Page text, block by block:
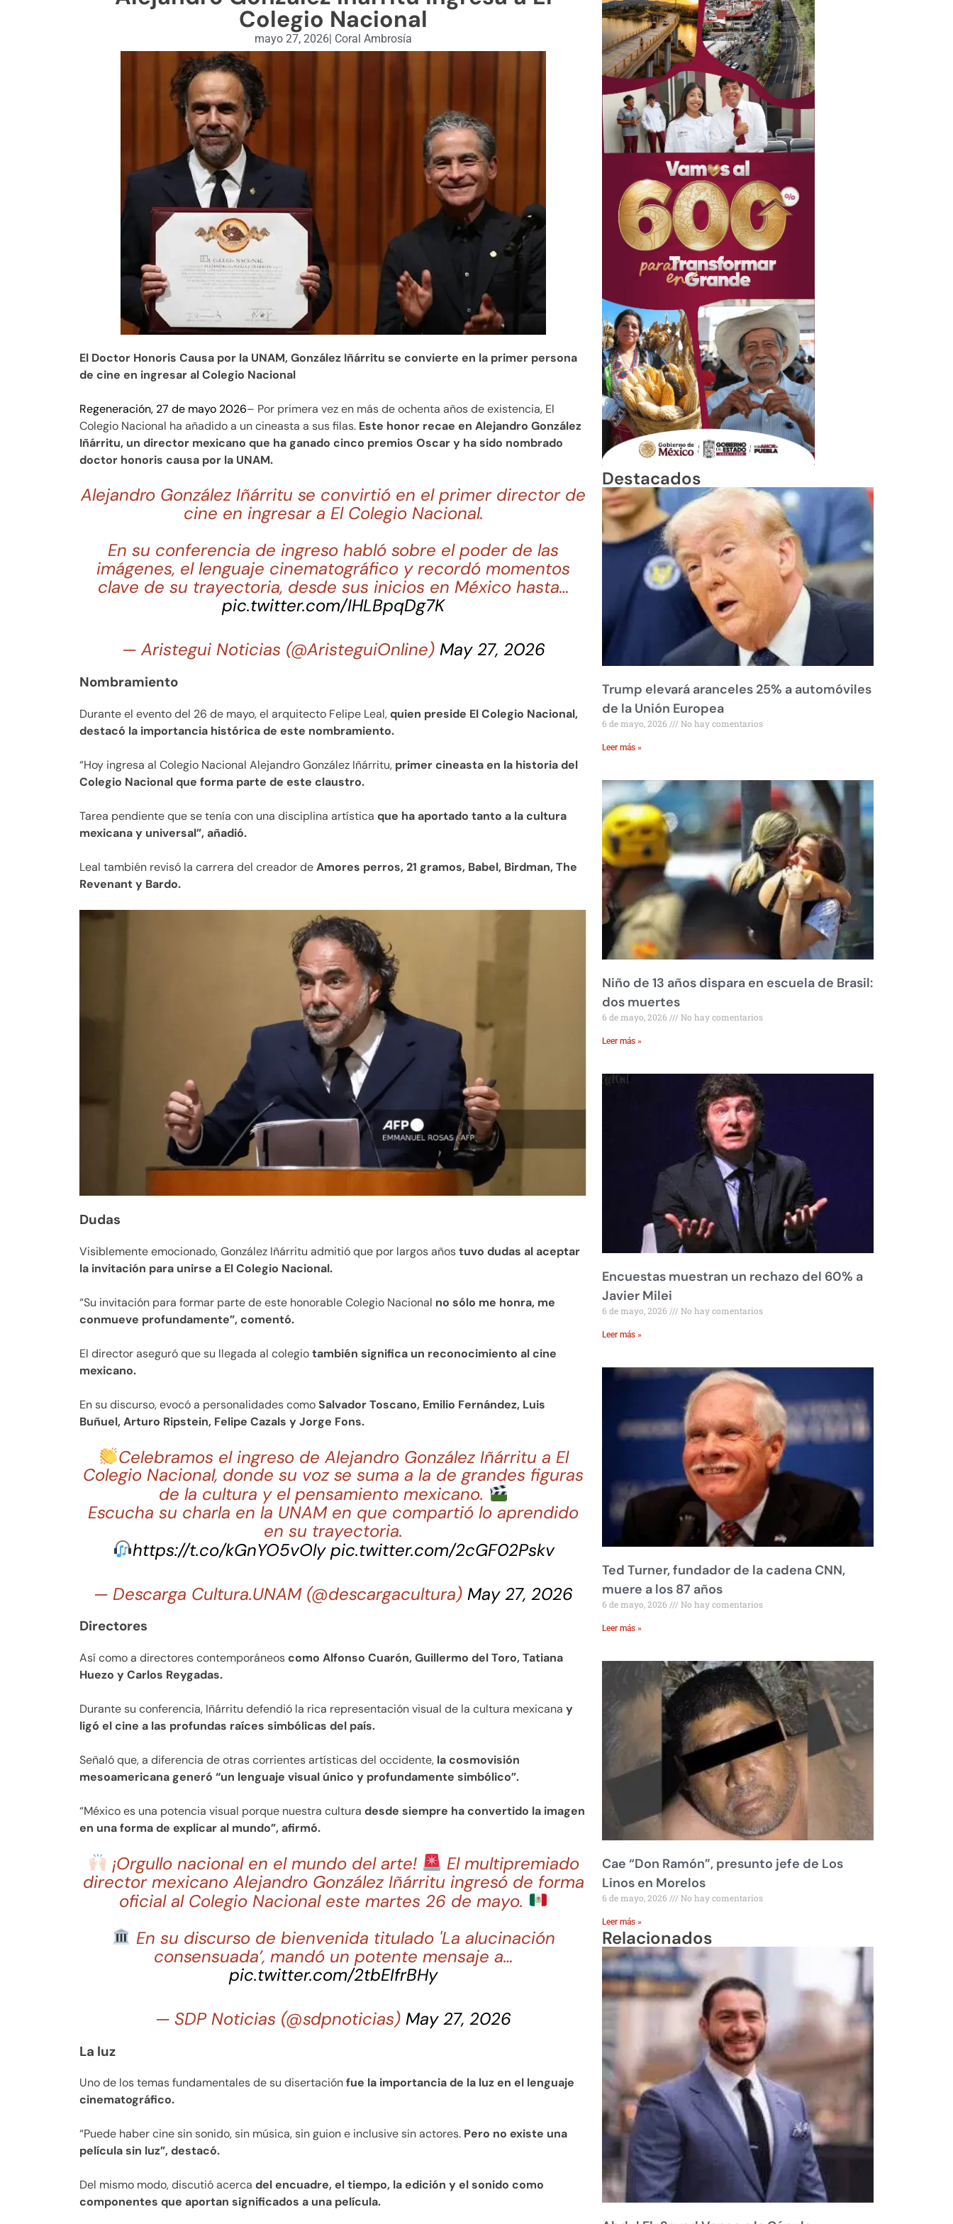
Colegio Nacional
mayo 27, 2026 Coral Ambrosía
El Doctor Honoris Causa por la UNAM, González Iñárritu se convierte en la primer persona
de cine en ingresar al Colegio Nacional
Regeneración, 27 de mayo 2026– Por primera vez en más de ochenta años de existencia, El
Colegio Nacional ha añadido a un cineasta a sus filas. Este honor recae en Alejandro González
Iñárritu, un director mexicano que ha ganado cinco premios Oscar y ha sido nombrado
doctor honoris causa por la UNAM.
Alejandro González Iñárritu se convirtió en el primer director de
cine en ingresar a El Colegio Nacional.
En su conferencia de ingreso habló sobre el poder de las
imágenes, el lenguaje cinematográfico y recordó momentos
clave de su trayectoria, desde sus inicios en México hasta…
pic.twitter.com/IHLBpqDg7K
— Aristegui Noticias (@AristeguiOnline) May 27, 2026
Nombramiento
Durante el evento del 26 de mayo, el arquitecto Felipe Leal,quien preside El Colegio Nacional,
destacó la importancia histórica de este nombramiento.
“Hoy ingresa al Colegio Nacional Alejandro González Iñárritu, primer cineasta en la historia del
Colegio Nacional que forma parte de este claustro.
Tarea pendiente que se tenía con una disciplina artística que ha aportado tanto a la cultura
mexicana y universal”, añadió.
Leal también revisó la carrera del creador deAmores perros, 21 gramos, Babel, Birdman, The
Revenant y Bardo.
Dudas
Visiblemente emocionado, González Iñárritu admitió que por largos añostuvo dudas al aceptar
la invitación para unirse a El Colegio Nacional.
“Su invitación para formar parte de este honorable Colegio Nacional no sólo me honra, me
conmueve profundamente”, comentó.
El director aseguró que su llegada al colegiotambién significa un reconocimiento al cine
mexicano.
En su discurso, evocó a personalidades comoSalvador Toscano, Emilio Fernández, Luis
Buñuel, Arturo Ripstein, Felipe Cazals y Jorge Fons.
Celebramos el ingreso de Alejandro González Iñárritu a El
Colegio Nacional, donde su voz se suma a la de grandes figuras
de la cultura y el pensamiento mexicano.
Escucha su charla en la UNAM en que compartió lo aprendido
en su trayectoria.
https://t.co/kGnYO5vOly pic.twitter.com/2cGF02Pskv
— Descarga Cultura.UNAM (@descargacultura)May 27, 2026
Directores
Así como a directores contemporáneoscomo Alfonso Cuarón, Guillermo del Toro, Tatiana
Huezo y Carlos Reygadas.
Durante su conferencia, Iñárritu defendió la rica representación visual de la cultura mexicana y
ligó el cine a las profundas raíces simbólicas del país.
Señaló que, a diferencia de otras corrientes artísticas del occidente, la cosmovisión
mesoamericana generó “un lenguaje visual único y profundamente simbólico”.
“México es una potencia visual porque nuestra cultura desde siempre ha convertido la imagen
en una forma de explicar al mundo”, afirmó.
¡Orgullo nacional en el mundo del arte!
El multipremiado
director mexicano Alejandro González Iñárritu ingresó de forma
oficial al Colegio Nacional este martes 26 de mayo.
En su discurso de bienvenida titulado 'La alucinación
consensuada’, mandó un potente mensaje a…
pic.twitter.com/2tbEIfrBHy
— SDP Noticias (@sdpnoticias)May 27, 2026
La luz
Uno de los temas fundamentales de su disertaciónfue la importancia de la luz en el lenguaje
cinematográfico.
“Puede haber cine sin sonido, sin música, sin guion e inclusive sin actores. Pero no existe una
película sin luz”, destacó.
Del mismo modo, discutió acerca del encuadre, el tiempo, la edición y el sonido como
componentes que aportan significados a una película.
Destacados
Trump elevará aranceles 25% a automóviles
de la Unión Europea
6 de mayo, 2026 No hay comentarios
Leer más »
Niño de 13 años dispara en escuela de Brasil:
dos muertes
6 de mayo, 2026 No hay comentarios
Leer más »
Encuestas muestran un rechazo del 60% a
Javier Milei
6 de mayo, 2026 No hay comentarios
Leer más »
Ted Turner, fundador de la cadena CNN,
muere a los 87 años
6 de mayo, 2026 No hay comentarios
Leer más »
Cae “Don Ramón”, presunto jefe de Los
Linos en Morelos
6 de mayo, 2026 No hay comentarios
Leer más »
Relacionados